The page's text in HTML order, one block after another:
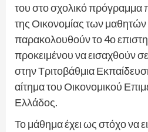
του στο σχολικό πρόγραμμα
της Οικονομίας των μαθητών
παρακολουθούν το 4ο
προκειμένου να εισαχθούν
στην Τριτοβάθμια
αίτημα του Οικονομικού
Ελλάδος.
Το μάθημα έχει ως στόχο να